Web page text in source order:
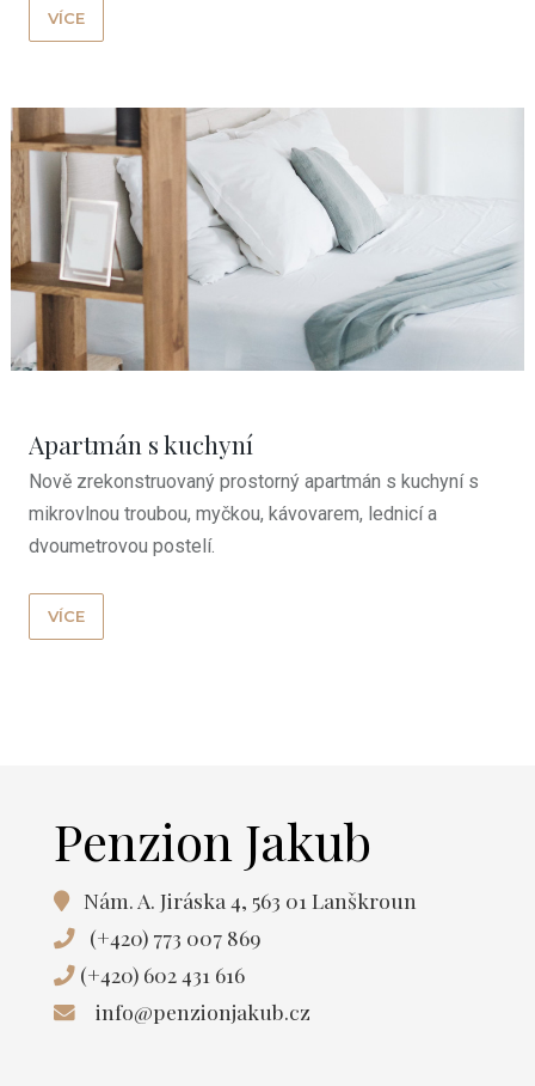
VÍCE
Apartmán s kuchyní
Nově zrekonstruovaný prostorný apartmán s kuchyní s
mikrovlnou troubou, myčkou, kávovarem, lednicí a
dvoumetrovou postelí.
VÍCE
Penzion Jakub
Nám. A. Jiráska 4, 563 01 Lanškroun
(+420) 773 007 869
(+420) 602 431 616
info@penzionjakub.cz